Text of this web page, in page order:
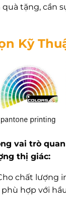
tặng, cần
Kỹ
vai trò
thị giác:
chất lượng
hợp với